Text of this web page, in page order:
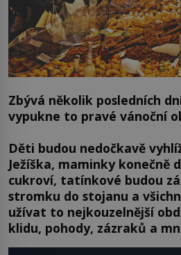
Zbývá několik posledních
vypukne to pravé vánoční
Děti budou nedočkavě
Ježíška, maminky konečně
cukroví, tatínkové budou
stromku do stojanu a
užívat to nejkouzelnější
klidu, pohody, zázraků a